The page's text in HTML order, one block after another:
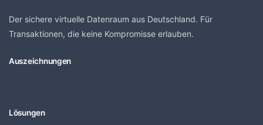
Der sichere virtuelle Datenraum aus Deutschland. Für
Transaktionen, die keine Kompromisse erlauben.
Auszeichnungen
Lösungen